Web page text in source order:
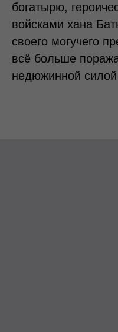
богатырю,
войсками хана
своего могучего
всё больше
недюжинной